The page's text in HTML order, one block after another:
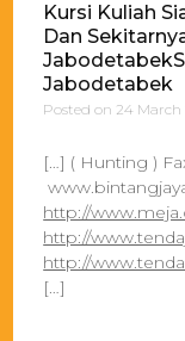
Kursi Kuliah
Dan
Jabodetabek
Posted on 24 March
[…] ( Hunting )
http://
http://
http://
[…]